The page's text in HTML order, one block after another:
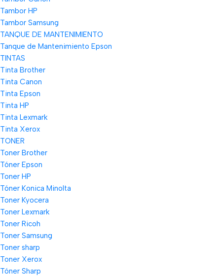
Tambor HP
Tambor Samsung
TANQUE DE MANTENIMIENTO
Tanque de Mantenimiento Epson
TINTAS
Tinta Brother
Tinta Canon
Tinta Epson
Tinta HP
Tinta Lexmark
Tinta Xerox
TONER
Toner Brother
Tóner Epson
Toner HP
Tóner Konica Minolta
Toner Kyocera
Toner Lexmark
Toner Ricoh
Toner Samsung
Toner sharp
Toner Xerox
Tóner Sharp